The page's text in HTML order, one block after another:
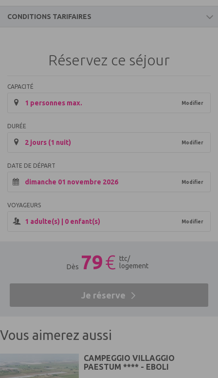
CONDITIONS TARIFAIRES
Le logement
Climatisation
Ménage journalier : inclus
Piscine couverte : Inclus. en accès libre
Ce prix ne comprend pas
Les boissons et repas non mentionnés
Cette réservation est non annulable, non remboursable.
Caution (en supplement)
tarif en vigueur
Hôtel Pierre & Vacances Hôtel Horitzó
17300 Blanes
Réservez ce séjour
CAPACITÉ
1 personnes max. Modifier
DURÉE
2 jours (1 nuit) Modifier
DATE DE DÉPART
dimanche 01 novembre 2026 Modifier
VOYAGEURS
1 adulte(s) | 0 enfant(s) Modifier
Dès 79€ ttc/
logement
Je réserve
Vous aimerez aussi
CAMPEGGIO VILLAGGIO
PAESTUM **** - EBOLI